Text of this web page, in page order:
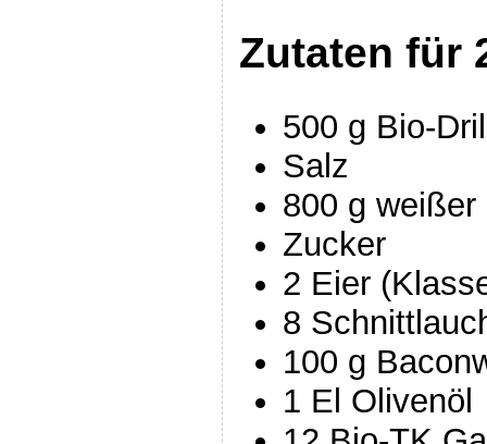
Zutaten für
500 g Bio-
Salz
800 g weißer
Zucker
2 Eier
8
100 g
1 El Olivenöl